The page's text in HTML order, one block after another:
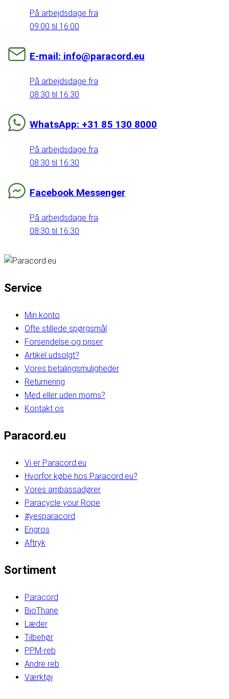
På arbejdsdage fra
09:00 til 16:00
E-mail: info@paracord.eu
På arbejdsdage fra
08:30 til 16:30
WhatsApp: +31 85 130 8000
På arbejdsdage fra
08:30 til 16:30
Facebook Messenger
På arbejdsdage fra
08:30 til 16:30
Service
Min konto
Ofte stillede spørgsmål
Forsendelse og priser
Artikel udsolgt?
Vores betalingsmuligheder
Returnering
Med eller uden moms?
Kontakt os
Paracord.eu
Vi er Paracord.eu
Hvorfor købe hos Paracord.eu?
Vores ambassadører
Paracycle your Rope
#yesparacord
Engros
Aftryk
Sortiment
Paracord
BioThane
Læder
Tilbehør
PPM-reb
Andre reb
Værktøj